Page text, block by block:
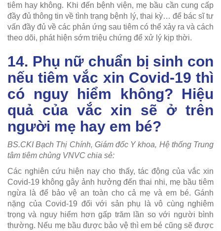
tiêm hay không. Khi đến bệnh viện, mẹ bầu cần cung cấp
đầy đủ thông tin về tình trạng bệnh lý, thai kỳ… để bác sĩ tư
vấn đầy đủ về các phản ứng sau tiêm có thể xảy ra và cách
theo dõi, phát hiện sớm triệu chứng để xử lý kịp thời.
14. Phụ nữ chuẩn bị sinh con
nếu tiêm vắc xin Covid-19 thì
có nguy hiểm không? Hiệu
quả của vắc xin sẽ ở trên
người mẹ hay em bé?
BS.CKI Bạch Thị Chính, Giám đốc Y khoa, Hệ thống Trung
tâm tiêm chủng VNVC chia sẻ:
Các nghiên cứu hiện nay cho thấy, tác động của vắc xin
Covid-19 không gây ảnh hưởng đến thai nhi, mẹ bầu tiêm
ngừa là để bảo vệ an toàn cho cả mẹ và em bé. Gánh
nặng của Covid-19 đối với sản phụ là vô cùng nghiêm
trọng và nguy hiểm hơn gấp trăm lần so với người bình
thường. Nếu mẹ bầu được bảo vệ thì em bé cũng sẽ được